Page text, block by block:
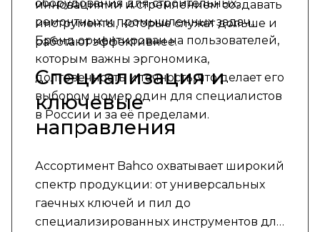
инновациями и стремлением создавать
инструменты, которые служат дольше и
работают эффективнее.
оборудования для строительных,
ремонтных и промышленных задач.
Бренд ориентирован на пользователей,
которым важны эргономика,
долговечность и точность, что делает его
выбором номер один для специалистов
в России и за её пределами.
Специализация и
ключевые
направления
Ассортимент Bahco охватывает широкий
спектр продукции: от универсальных
гаечных ключей и пил до
специализированных инструментов для